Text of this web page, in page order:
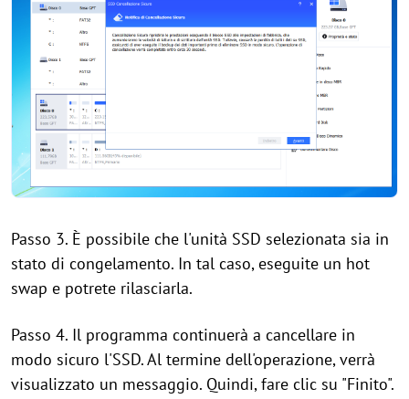
Passo 3. È possibile che l'unità SSD selezionata sia in
stato di congelamento. In tal caso, eseguite un hot
swap e potrete rilasciarla.
Passo 4. Il programma continuerà a cancellare in
modo sicuro l'SSD. Al termine dell'operazione, verrà
visualizzato un messaggio. Quindi, fare clic su "Finito".